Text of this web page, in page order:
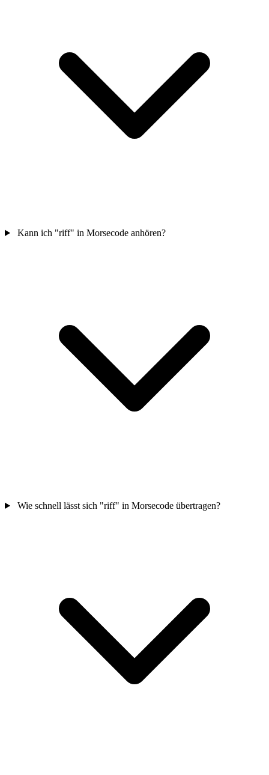
Kann ich "riff" in Morsecode anhören?
Wie schnell lässt sich "riff" in Morsecode übertragen?